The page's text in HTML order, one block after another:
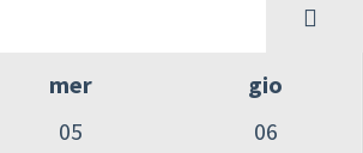
mer
05
gio
06